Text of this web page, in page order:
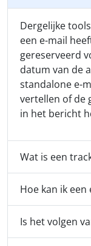
Dergelijke
een e-mail
gereserveerd
datum van de
standalone e-
vertellen of de
in het bericht
Wat is een
Hoe kan ik een
Is het volgen